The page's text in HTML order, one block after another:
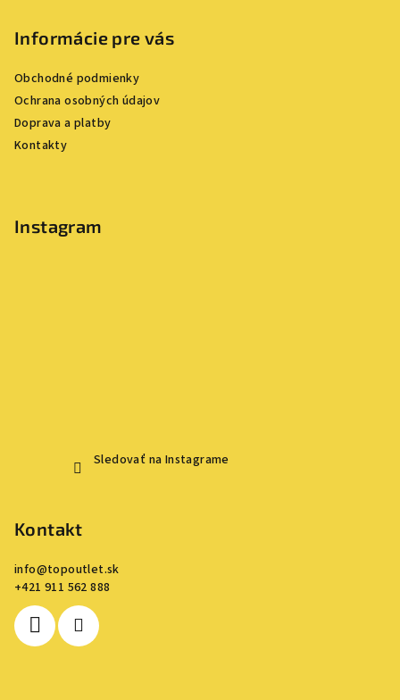
Informácie pre vás
Obchodné podmienky
Ochrana osobných údajov
Doprava a platby
Kontakty
Instagram
Sledovať na Instagrame
Kontakt
info@topoutlet.sk
+421 911 562 888